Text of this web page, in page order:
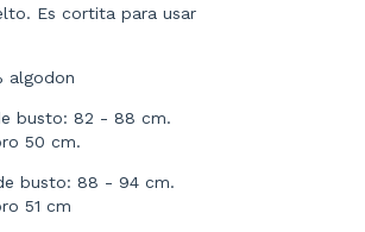
Es cortita para usar
algodon
busto: 82 - 88 cm.
50 cm.
busto: 88 - 94 cm.
51 cm